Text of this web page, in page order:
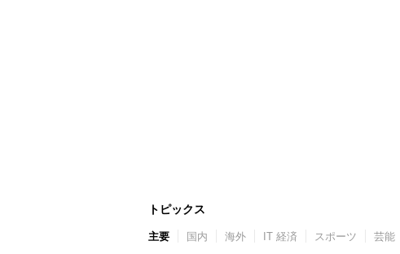
トピックス
主要 国内 海外 IT 経済 スポーツ 芸能